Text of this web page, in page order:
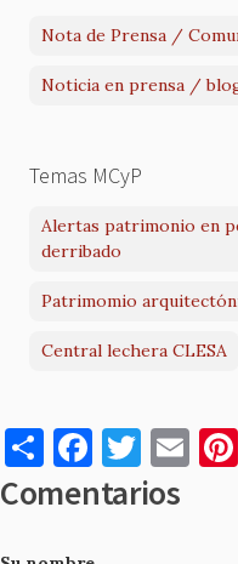
Nota de Prensa /
Noticia en prensa /
Temas MCyP
Alertas patrimonio en
derribado
Patrimomio
Central lechera CLESA
S
h
ar
F
a
c
T
w
it
E
m
Comentarios